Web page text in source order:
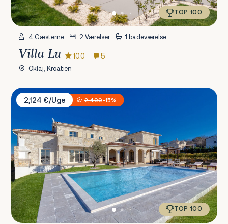
TOP 100
4 Gæsterne 2 Værelser 1 badeværelse
Villa Lu 10.0 5
Oklaj, Kroatien
Villa Sara Istria
2,124 €/Uge
2,499-15%
TOP 100